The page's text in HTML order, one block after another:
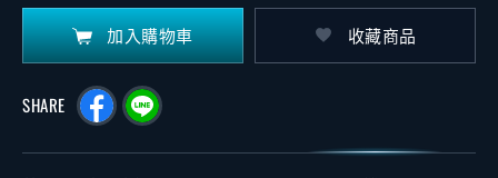
加入購物車 收藏商品
SHARE